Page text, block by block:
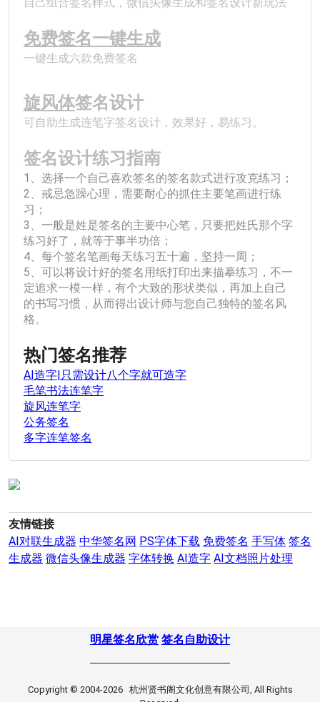
免费签名一键生成
一键生成六款免费签名
﻿旋风体签名设计
可自助生成连笔字签名设计，效果好，易练习。
签名设计练习指南
1、选择一个自己喜欢签名的签名款式进行攻克练习；
2、戒忌急躁心理，需要耐心的抓住主要笔画进行练
习；
3、一般是姓是签名的主要中心笔，只要把姓氏那个字
练习好了，就等于事半功倍；
4、每个签名笔画每天练习五十遍，坚持一周；
5、可以将设计好的签名用纸打印出来描摹练习，不一
定追求一模一样，有个大致的形状类似，再加上自己
的书写习惯，从而得出设计师与您自己独特的签名风
格。
热门签名推荐
AI造字|只需设计八个字就可造字
毛笔书法连笔字
旋风连笔字
公务签名
多字连笔签名
友情链接
AI对联生成器 中华签名网 PS字体下载 免费签名 手写体 签名
生成器 微信头像生成器 字体转换 AI造字 AI文档照片处理
明星签名欣赏 签名自助设计
Copyright © 2004-2026 杭州贤书阁文化创意有限公司, All Rights